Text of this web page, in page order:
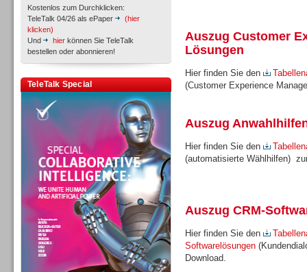
Kostenlos zum Durchklicken:
TeleTalk 04/26 als ePaper
(hier
klicken)
Und
hier können Sie TeleTalk
bestellen oder abonnieren!
TeleTalk Special
Personal
Inbound
Auszug Customer
Lösungen
Hier finden Sie den
(Customer Experience
Auszug
Hier finden Sie den
(automatisierte Wählhilfen)
Auszug CRM-
Hier finden Sie den
Softwarelösungen
Download.